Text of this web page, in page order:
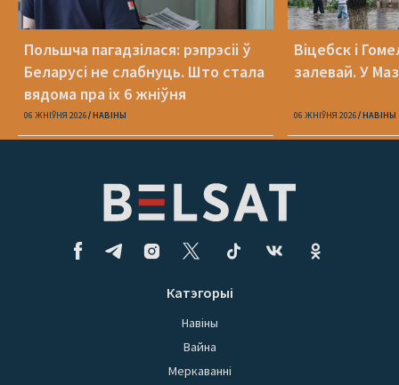
Польшча пагадзілася: рэпрэсіі ў
Беларусі не слабнуць. Што стала
вядома пра іх 6 жніўня
06 ЖНІЎНЯ 2026 НАВІНЫ
Віцебск і
залевай. У
06 ЖНІЎНЯ 2026 НАВІНЫ
Катэгорыі
Навіны
Вайна
Меркаванні